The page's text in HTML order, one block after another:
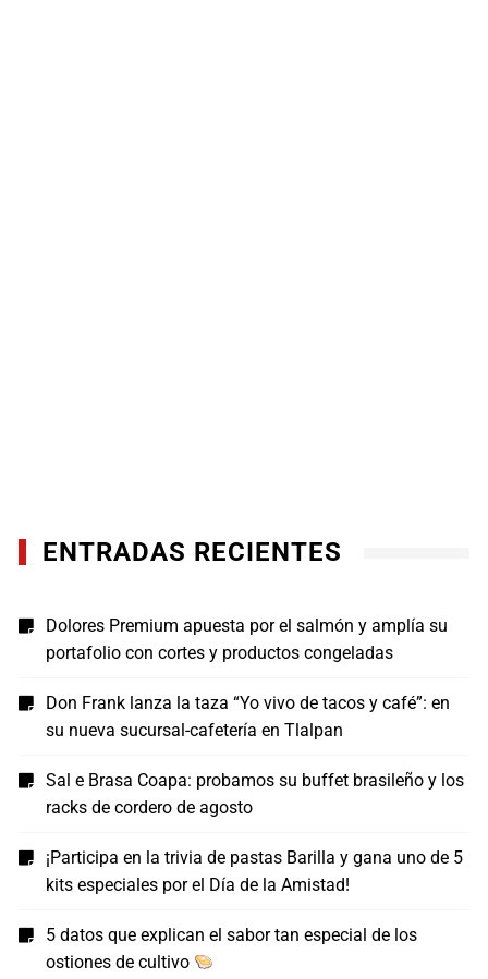
ENTRADAS RECIENTES
Dolores Premium apuesta por el salmón y amplía su
portafolio con cortes y productos congeladas
Don Frank lanza la taza “Yo vivo de tacos y café”: en
su nueva sucursal-cafetería en Tlalpan
Sal e Brasa Coapa: probamos su buffet brasileño y los
racks de cordero de agosto
¡Participa en la trivia de pastas Barilla y gana uno de 5
kits especiales por el Día de la Amistad!
5 datos que explican el sabor tan especial de los
ostiones de cultivo